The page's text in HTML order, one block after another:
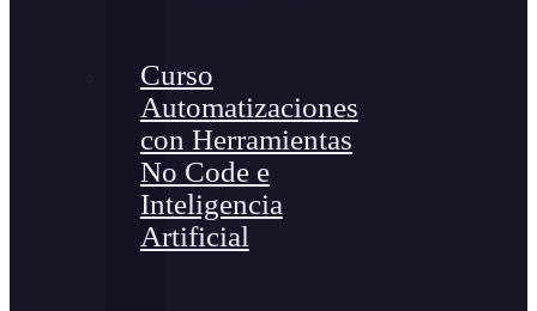
Curso
Automatizaciones
con Herramientas
No Code e
Inteligencia
Artificial